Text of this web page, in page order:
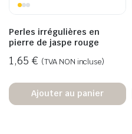
Perles irrégulières en
pierre de jaspe rouge
1,65 € (TVA NON incluse)
Ajouter au panier